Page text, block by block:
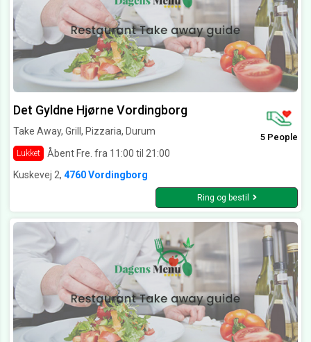
Det Gyldne Hjørne Vordingborg
Take Away, Grill, Pizzaria, Durum
Lukket Åbent Fre. fra 11:00 til 21:00
5 People
Kuskevej 2, 4760 Vordingborg
Ring og bestil